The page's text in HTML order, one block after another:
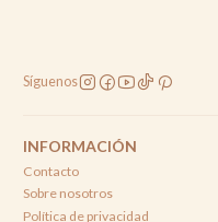
Síguenos
INFORMACIÓN
Contacto
Sobre nosotros
Política de privacidad